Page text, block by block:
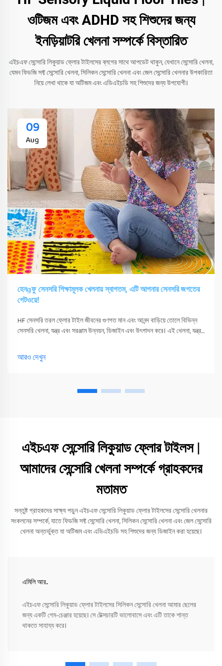
ওটিজম এবং ADHD সহ শিশুদের জন্য
ইনড়িয়াটরি খেলনা সম্পর্কে বিস্তারিত
এইচএফ সেন্সোরি লিকুয়াড ফ্লোর টাইলসের ব্লগের সাথে আপডেট থাকুন, যেখানে সেন্সোরি খেলনা,
যেমন ফিডজি সফ্ট সেন্সোরি খেলনা, সিলিকন সেন্সোরি খেলনা এবং জেল সেন্সোরি খেলনার উপকারিতা
নিয়ে লেখা থাকে যা অটিজম এবং এডিএইচডি সহ শিশুদের জন্য উপযোগী।
09
Aug
হেনɡফু সেনসরি শিক্ষামূলক খেলনায় স্বাগতম, এটি আপনার সেনসরি জগতের
গেটওয়ে!
HF সেনসরি তরল ফ্লোর টাইল জীবনের গুণগত মান এবং আনন্দ বাড়িয়ে তোলে বিভিন্ন
সেনসরি খেলনা, যন্ত্র এবং সরঞ্জাম উন্নয়ন, ডিজাইন এবং উৎপাদন করে। এই খেলনা, যন্ত্র
আরও দেখুন
এইচএফ সেন্সোরি লিকুয়াড ফ্লোর টাইলস |
আমাদের সেন্সোরি খেলনা সম্পর্কে গ্রাহকদের
মতামত
সন্তুষ্ট গ্রাহকদের সাক্ষ্য পড়ুন এইচএফ সেন্সোরি লিকুয়াড ফ্লোর টাইলসের সেন্সোরি খেলনার
সংকলনের সম্পর্কে, যাতে ফিডজি সফ্ট সেন্সোরি খেলনা, সিলিকন সেন্সোরি খেলনা এবং জেল সেন্সোরি
খেলনা অন্তর্ভুক্ত যা অটিজম এবং এডিএইচডি সহ শিশুদের জন্য ডিজাইন করা হয়েছে।
এমিলি আর.
এইচএফ সেন্সোরি লিকুয়াড ফ্লোর টাইলসের সিলিকন সেন্সোরি খেলনা আমার ছেলের
জন্য একটি গেম-চেঞ্জার হয়েছে। সে টেক্সচারটি ভালোবাসে এবং এটি তাকে শান্ত
থাকতে সাহায্য করে।